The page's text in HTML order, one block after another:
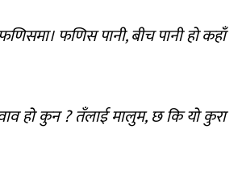
फणिस पानी, बीच पानी हो कहाँ
हो कुन ? तँलाई मालुम, छ कि यो कुरा